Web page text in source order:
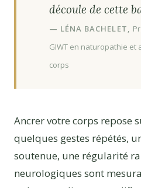
découle de cette
— LÉNA BACHELET,
GIWT en naturopathie
corps
Ancrer votre corps repose
quelques gestes répétés,
soutenue, une régularité
neurologiques sont